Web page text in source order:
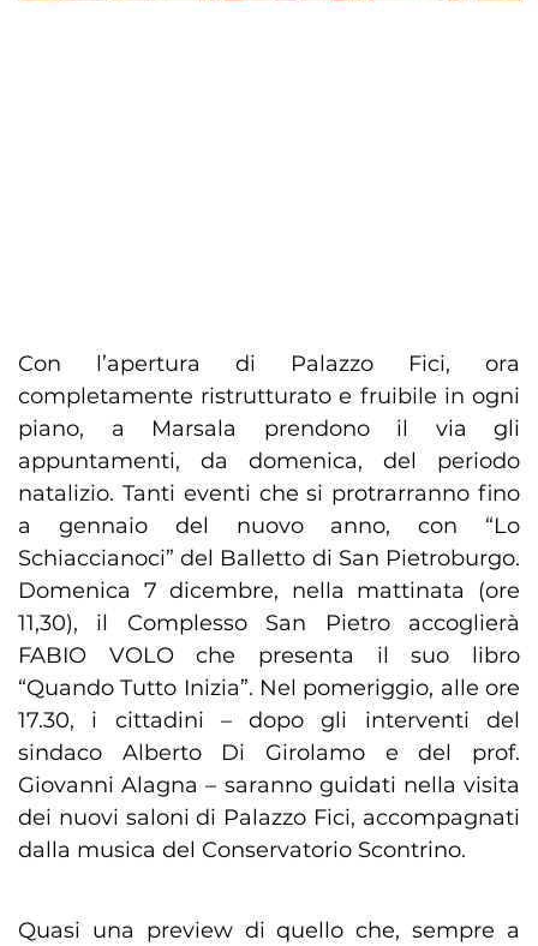
Con l’apertura di Palazzo Fici, ora
completamente ristrutturato e fruibile in ogni
piano, a Marsala prendono il via gli
appuntamenti, da domenica, del periodo
natalizio. Tanti eventi che si protrarranno fino
a gennaio del nuovo anno, con “Lo
Schiaccianoci” del Balletto di San Pietroburgo.
Domenica 7 dicembre, nella mattinata (ore
11,30), il Complesso San Pietro accoglierà
FABIO VOLO che presenta il suo libro
“Quando Tutto Inizia”. Nel pomeriggio, alle ore
17.30, i cittadini – dopo gli interventi del
sindaco Alberto Di Girolamo e del prof.
Giovanni Alagna – saranno guidati nella visita
dei nuovi saloni di Palazzo Fici, accompagnati
dalla musica del Conservatorio Scontrino.
Quasi una preview di quello che, sempre a